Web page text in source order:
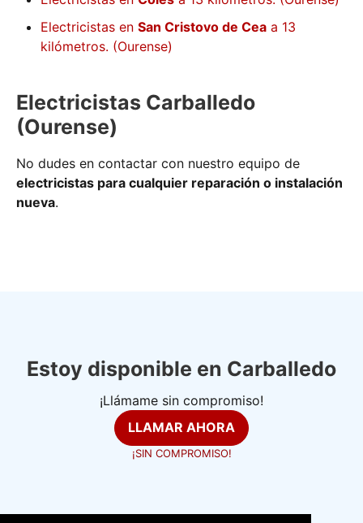
Electricistas en San Cristovo de Cea a 13
kilómetros. (Ourense)
Electricistas Carballedo
(Ourense)
No dudes en contactar con nuestro equipo de
electricistas para cualquier reparación o instalación
nueva.
Estoy disponible en Carballedo
¡Llámame sin compromiso!
LLAMAR AHORA
¡SIN COMPROMISO!